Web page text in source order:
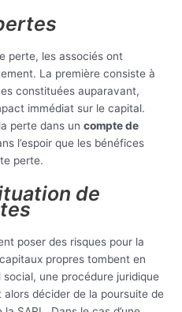
perte, les associés ont
La première consiste à
constituées auparavant,
immédiat sur le capital.
perte dans un compte de
l’espoir que les bénéfices
perte.
de
poser des risques pour la
propres tombent en
une procédure juridique
alors décider de la poursuite de